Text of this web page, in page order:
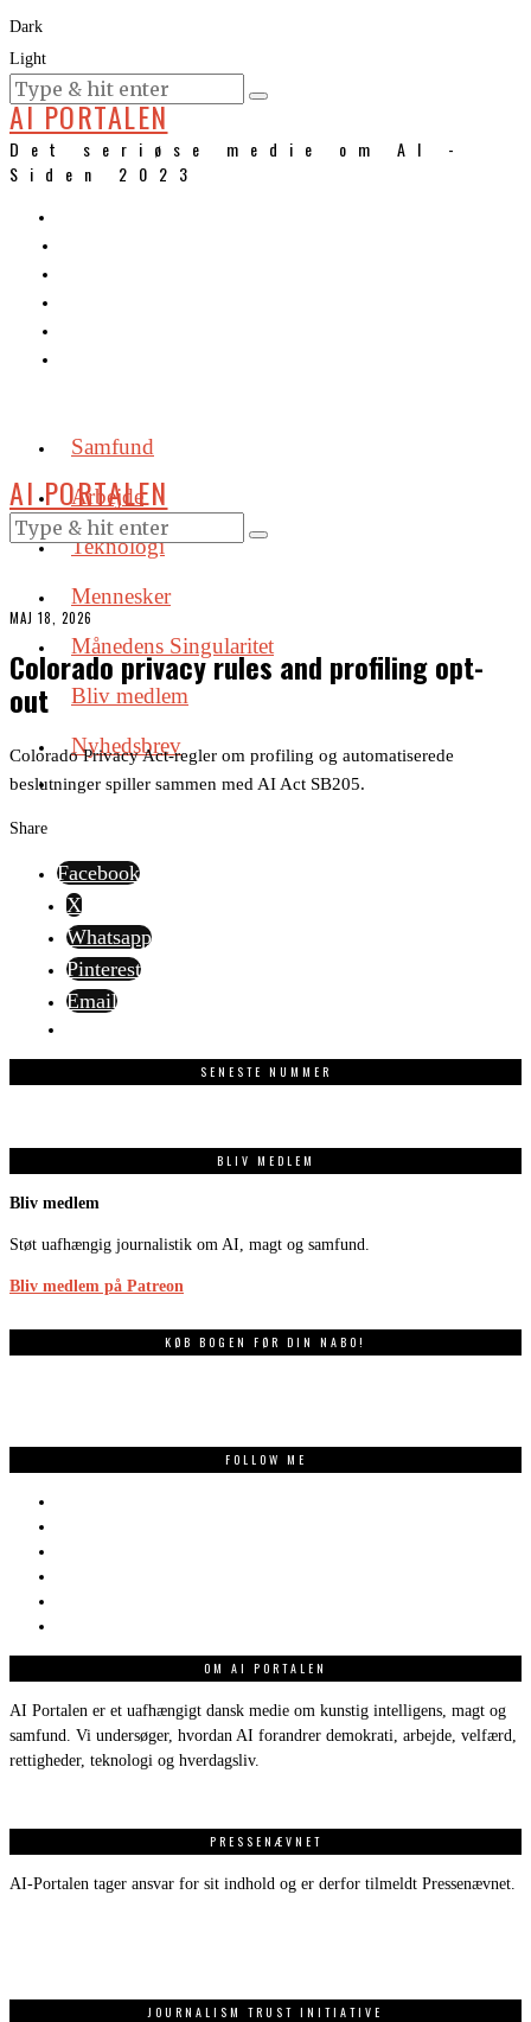
Dark
Light
KURSER
AI PORTALEN
Det seriøse medie om AI -
Siden 2023
Samfund
Arbejde
Teknologi
Mennesker
Månedens Singularitet
Bliv medlem
Nyhedsbrev
AI PORTALEN
MAJ 18, 2026
Colorado privacy rules and profiling opt-
out
Colorado Privacy Act-regler om profiling og automatiserede
beslutninger spiller sammen med AI Act SB205.
Share
Facebook
X
Whatsapp
Pinterest
Email
SENESTE NUMMER
BLIV MEDLEM
Bliv medlem
Støt uafhængig journalistik om AI, magt og samfund.
Bliv medlem på Patreon
KØB BOGEN FØR DIN NABO!
FOLLOW ME
OM AI PORTALEN
AI Portalen er et uafhængigt dansk medie om kunstig intelligens, magt og
samfund. Vi undersøger, hvordan AI forandrer demokrati, arbejde, velfærd,
rettigheder, teknologi og hverdagsliv.
PRESSENÆVNET
AI-Portalen tager ansvar for sit indhold og er derfor tilmeldt Pressenævnet.
JOURNALISM TRUST INITIATIVE